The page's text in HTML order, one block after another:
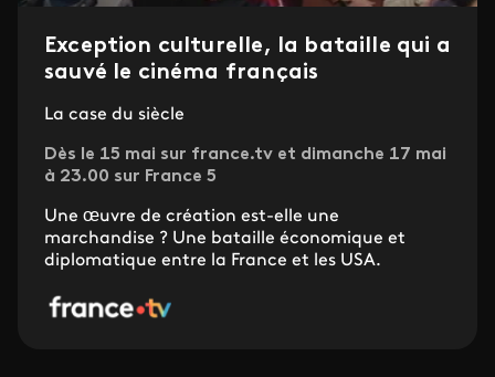
Exception culturelle, la bataille qui a
sauvé le cinéma français
La case du siècle
Dès le 15 mai sur france.tv et dimanche 17 mai
à 23.00 sur France 5
Une œuvre de création est-elle une
marchandise ? Une bataille économique et
diplomatique entre la France et les USA.